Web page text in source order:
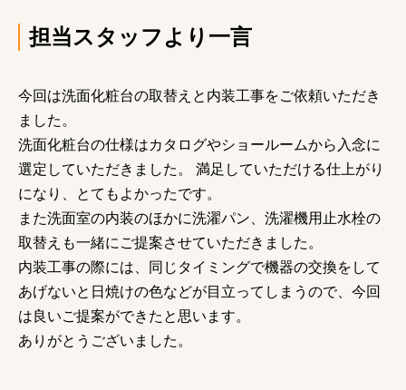
担当スタッフより一言
今回は洗面化粧台の取替えと内装工事をご依頼いただき
ました。
洗面化粧台の仕様はカタログやショールームから入念に
選定していただきました。 満足していただける仕上がり
になり、とてもよかったです。
また洗面室の内装のほかに洗濯パン、洗濯機用止水栓の
取替えも一緒にご提案させていただきました。
内装工事の際には、同じタイミングで機器の交換をして
あげないと日焼けの色などが目立ってしまうので、今回
は良いご提案ができたと思います。
ありがとうございました。